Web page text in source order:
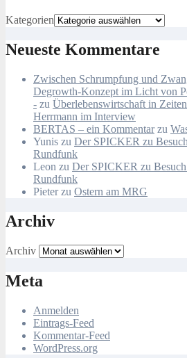
Kategorien
Neueste Kommentare
Zwischen Schrumpfung und
Degrowth-Konzept im Licht von
- zu Überlebenswirtschaft in
Herrmann im Interview
BERTAS – ein Kommentarzu
Yunis zu Der SPICKER zu
Rundfunk
Leon zu Der SPICKER zu
Rundfunk
Pieterzu Ostern am MRG
Archiv
Archiv
Meta
Anmelden
Eintrags-Feed
Kommentar-Feed
WordPress.org